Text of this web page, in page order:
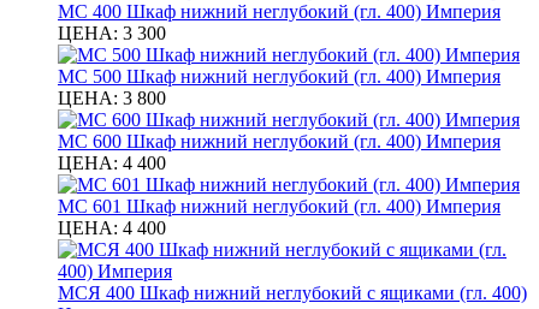
МС 400 Шкаф нижний неглубокий (гл. 400) Империя
ЦЕНА: 3 300
МС 500 Шкаф нижний неглубокий (гл. 400) Империя
ЦЕНА: 3 800
МС 600 Шкаф нижний неглубокий (гл. 400) Империя
ЦЕНА: 4 400
МС 601 Шкаф нижний неглубокий (гл. 400) Империя
ЦЕНА: 4 400
МСЯ 400 Шкаф нижний неглубокий с ящиками (гл. 400)